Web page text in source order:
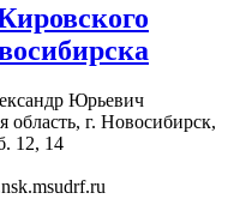
Юрьевич
область, г. Новосибирск,
12, 14